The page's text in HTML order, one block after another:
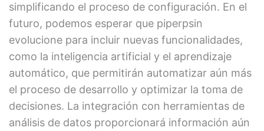
simplificando el proceso de configuración. En el
futuro, podemos esperar que piperpsin
evolucione para incluir nuevas funcionalidades,
como la inteligencia artificial y el aprendizaje
automático, que permitirán automatizar aún más
el proceso de desarrollo y optimizar la toma de
decisiones. La integración con herramientas de
análisis de datos proporcionará información aún